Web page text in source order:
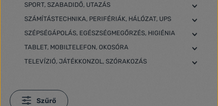
SPORT, SZABADIDŐ, UTAZÁS
SZÁMÍTÁSTECHNIKA, PERIFÉRIÁK, HÁLÓZAT, UPS
SZÉPSÉGÁPOLÁS, EGÉSZSÉGMEGŐRZÉS, HIGIÉNIA
TABLET, MOBILTELEFON, OKOSÓRA
TELEVÍZIÓ, JÁTÉKKONZOL, SZÓRAKOZÁS
Szűrő